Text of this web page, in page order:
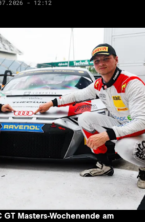
- 12:12
Masters-Wochenende am